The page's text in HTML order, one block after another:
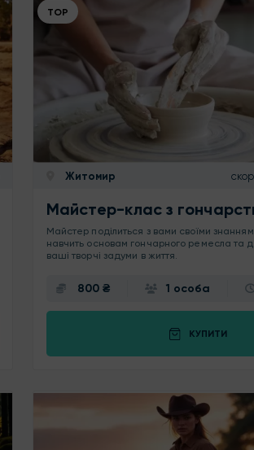
ТОР
Житомир
Майстер-клас з
Майстер поділиться з вами своїми
навчить основам гончарного ремесла та
ваші творчі задуми в життя.
800 ₴ 1 особа
КУПИТИ